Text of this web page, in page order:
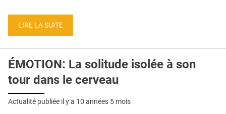
CONDITIONS GÉNÉRALES
CRÉDITS
LIRE LA SUITE
ÉMOTION: La solitude isolée à son
tour dans le cerveau
Actualité publiée il y a 10 années 5 mois